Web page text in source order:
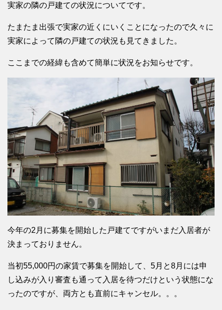
実家の隣の戸建ての状況についてです。
たまたま出張で実家の近くにいくことになったので久々に
実家によって隣の戸建ての状況も見てきました。
ここまでの経緯も含めて簡単に状況をお知らせです。
今年の2月に募集を開始した戸建てですがいまだ入居者が
決まっておりません。
当初55,000円の家賃で募集を開始して、5月と8月には申
し込みが入り審査も通って入居を待つだけという状態にな
ったのですが、両方とも直前にキャンセル。。。